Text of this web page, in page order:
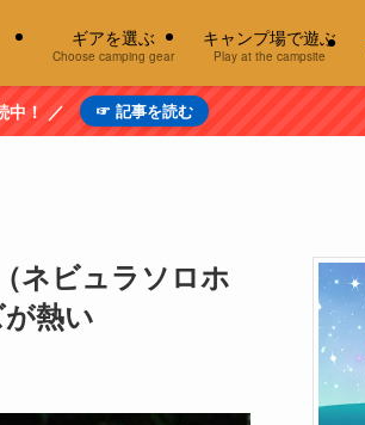
ギアを選ぶ
Choose camping gear
キャンプ場で遊ぶ
Play at the campsite
中！ ／ ☞ 記事を読む
ネビュラソロホ
熱い